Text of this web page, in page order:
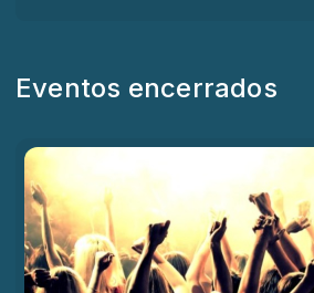
Eventos encerrados